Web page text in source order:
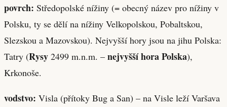
povrch: Středopolské nížiny (= obecný název pro nížiny v
Polsku, ty se dělí na nížiny Velkopolskou, Pobaltskou,
Slezskou a Mazovskou). Nejvyšší hory jsou na jihu Polska:
Tatry (Rysy 2499 m.n.m. – nejvyšší hora Polska),
Krkonoše.
vodstvo: Visla (přítoky Bug a San) – na Visle leží Varšava